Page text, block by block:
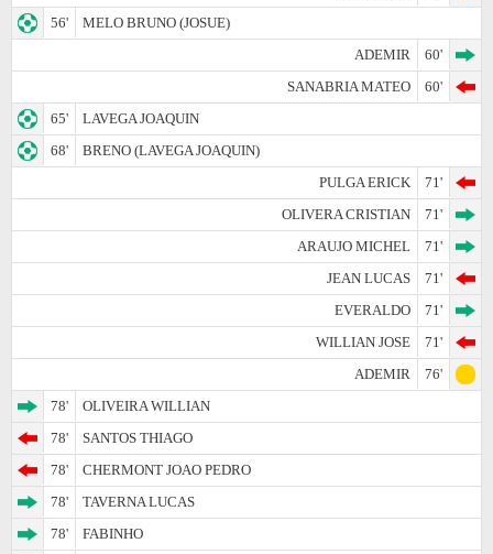
56'
MELO BRUNO (JOSUE)
ADEMIR
60'
SANABRIA MATEO
60'
65'
LAVEGA JOAQUIN
68'
BRENO (LAVEGA JOAQUIN)
PULGA ERICK
71'
OLIVERA CRISTIAN
71'
ARAUJO MICHEL
71'
JEAN LUCAS
71'
EVERALDO
71'
WILLIAN JOSE
71'
ADEMIR
76'
78'
OLIVEIRA WILLIAN
78'
SANTOS THIAGO
78'
CHERMONT JOAO PEDRO
78'
TAVERNA LUCAS
78'
FABINHO